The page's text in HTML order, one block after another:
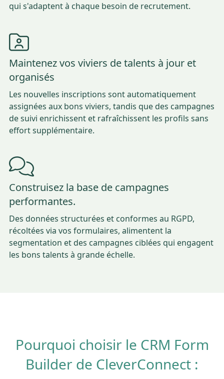
qui s'adaptent à chaque besoin de recrutement.
Maintenez vos viviers de talents à jour et
organisés
Les nouvelles inscriptions sont automatiquement
assignées aux bons viviers, tandis que des campagnes
de suivi enrichissent et rafraîchissent les profils sans
effort supplémentaire.
Construisez la base de campagnes
performantes.
Des données structurées et conformes au RGPD,
récoltées via vos formulaires, alimentent la
segmentation et des campagnes ciblées qui engagent
les bons talents à grande échelle.
Pourquoi choisir le CRM Form
Builder de CleverConnect :